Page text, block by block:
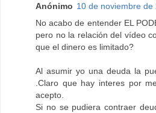
Anónimo 10 de noviembre de
No acabo de entender EL
pero no la relación del vídeo
que el dinero es limitado?
Al asumir yo una deuda la
.Claro que hay interes por
acepto.
Si no se pudiera contraer